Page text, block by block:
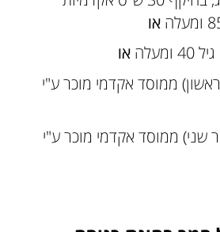
או
או
ממוסד אקדמי מוכר ע"י
שני) ממוסד אקדמי מוכר ע"י